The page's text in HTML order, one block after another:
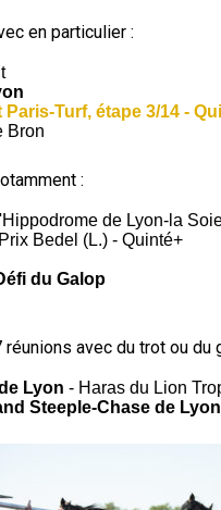
en particulier :
Turf, étape 3/14 -
Bron
:
de Lyon-la
Bedel (L.) - Quinté+
du Galop
avec du trot ou du
Lyon - Haras du Lion
Steeple-Chase de